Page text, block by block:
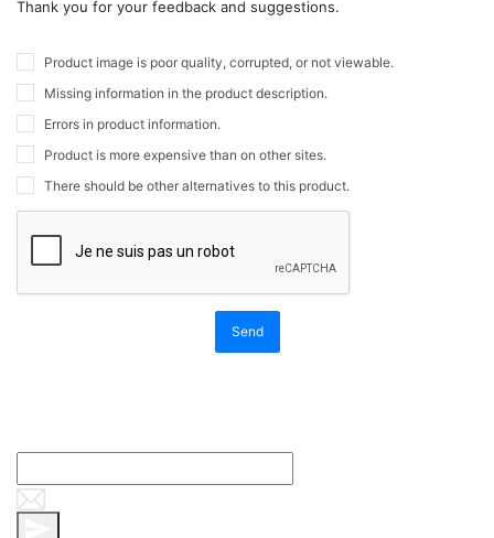
Thank you for your feedback and suggestions.
Product image is poor quality, corrupted, or not viewable.
Missing information in the product description.
Errors in product information.
Product is more expensive than on other sites.
There should be other alternatives to this product.
Send